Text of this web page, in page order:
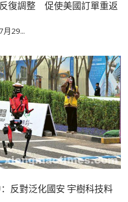
復調整 促使美國訂單重返
月29...
反對泛化國安 宇樹科技料